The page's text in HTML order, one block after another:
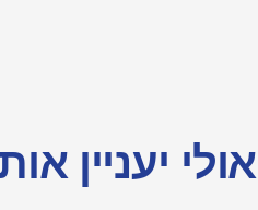
אולי יעניין